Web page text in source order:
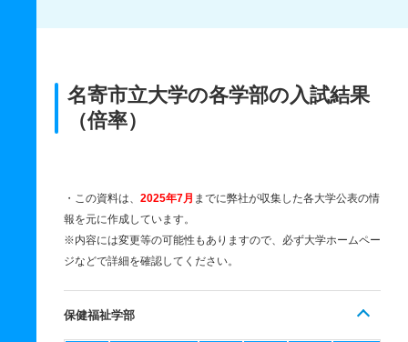
名寄市立大学の各学部の入試結果
（倍率）
・この資料は、 2025年7月 までに弊社が収集した各大学公表の情
報を元に作成しています。
※内容には変更等の可能性もありますので、必ず大学ホームペー
ジなどで詳細を確認してください。
保健福祉学部